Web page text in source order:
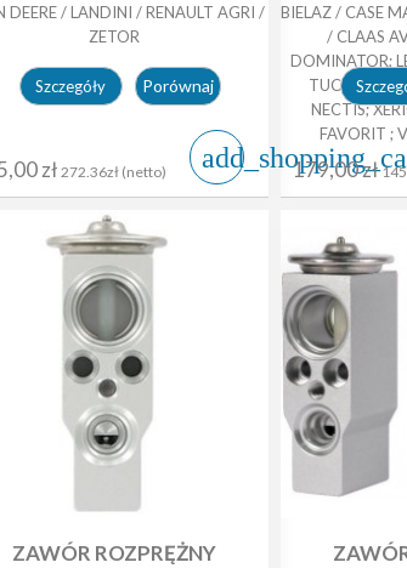
DEERE / LANDINI / RENAULT AGRI /
ZETOR
Szczegóły Porównaj
zł 272.36zł (netto)
BIELAZ / CASE
/ CLAAS
DOMINATOR;
TUCANO;
NECTIS;
FAVORIT ;
179,00 zł
ZAWÓR ROZPRĘŻNY